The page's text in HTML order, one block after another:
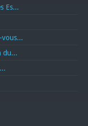
Es...
vous...
du...